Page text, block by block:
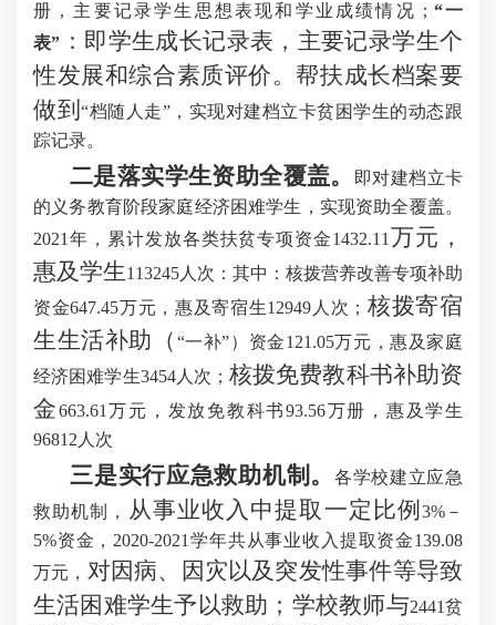
册，主要记录学生思想表现和学业成绩情况； “一
表” ：即学生成长记录表，主要记录学生个
性发展和综合素质评价。帮扶成长档案要
做到“档随人走”，实现对建档立卡贫困学生的动态跟
踪记录。
二是落实学生资助全覆盖。 即对建档立卡
的义务教育阶段家庭经济困难学生，实现资助全覆盖。
2021年，累计发放各类扶贫专项资金1432.11 万元，
惠及学生113245人次：其中：核拨营养改善专项补助
资金647.45万元，惠及寄宿生12949人次； 核拨寄宿
生生活补助（ “一补”）资金121.05万元，惠及家庭
经济困难学生3454人次； 核拨免费教科书补助资
金663.61万元，发放免教科书93.56万册，惠及学生
96812人次
三是实行应急救助机制。
各学校建立应急
救助机制，
从事业收入中提取一定比例3%－
5%资金， 2020-2021学年共从事业收入提取资金139.08
万元， 对因病、因灾以及突发性事件等导致
生活困难学生予以救助；学校教师与2441贫